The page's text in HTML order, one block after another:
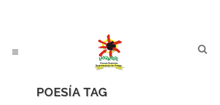
POESÍA TAG
ALL WINERIES